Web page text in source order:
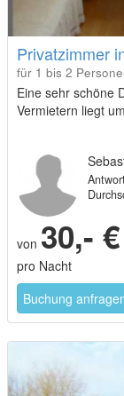
Privatzimmer
für 1 bis 2
Eine sehr schöne
Vermietern liegt
von 30,- €
pro Nacht
Buchung